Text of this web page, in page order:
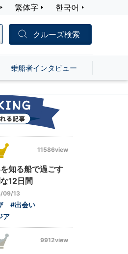
繁体字 한국어
クルーズ検索
乗船者インタビュー
11586view
知る船で過ごす
12日間
09/13
#出会い
ア
9912view